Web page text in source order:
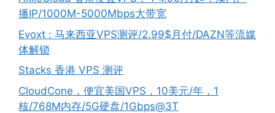
播IP/1000M-5000Mbps大带宽
Evoxt : 马来西亚VPS测评/2.99$月付/DAZN等流媒
体解锁
Stacks 香港 VPS 测评
CloudCone，便宜美国VPS，10美元/年，1
核/768M内存/5G硬盘/1Gbps@3T